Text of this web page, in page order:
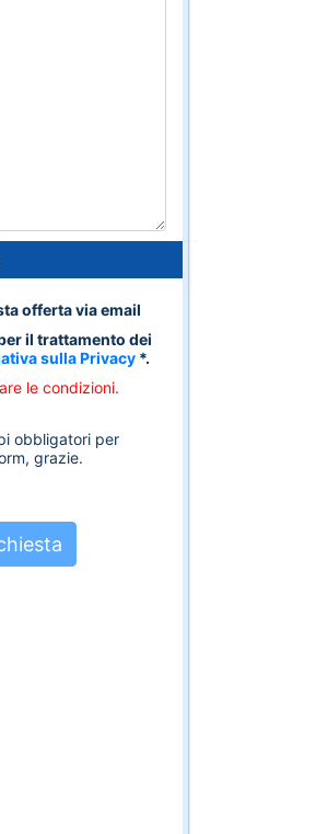
offerta via email
il trattamento dei
sulla Privacy *.
le condizioni.
obbligatori per
grazie.